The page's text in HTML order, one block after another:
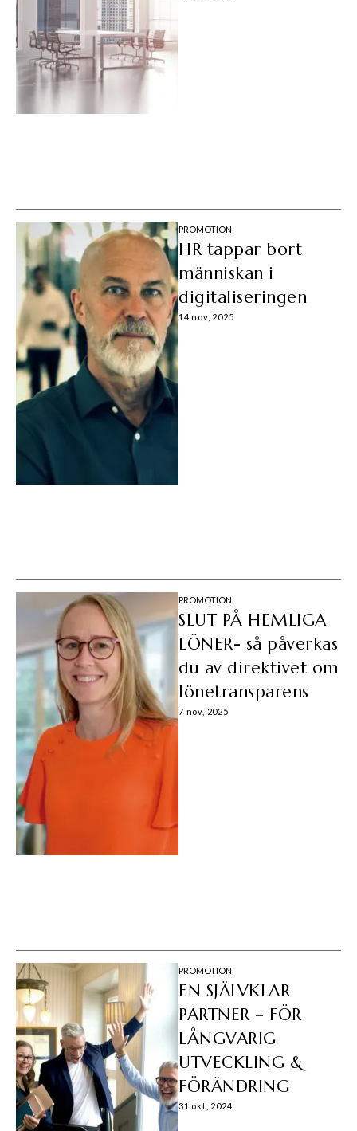
PROMOTION
HR tappar bort
människan i
digitaliseringen
14 nov, 2025
PROMOTION
SLUT PÅ HEMLIGA
LÖNER- så påverkas
du av direktivet om
lönetransparens
7 nov, 2025
PROMOTION
EN SJÄLVKLAR
PARTNER – FÖR
LÅNGVARIG
UTVECKLING &
FÖRÄNDRING
31 okt, 2024